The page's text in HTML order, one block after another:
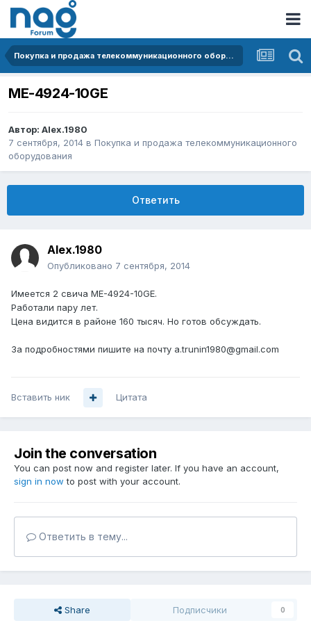
Покупка и продажа телекоммуникационного оборудования
ME-4924-10GE
Автор: Alex.1980
7 сентября, 2014 в Покупка и продажа телекоммуникационного
оборудования
Ответить
Alex.1980
Опубликовано 7 сентября, 2014
Имеется 2 свича ME-4924-10GE.
Работали пару лет.
Цена видится в районе 160 тысяч. Но готов обсуждать.
За подробностями пишите на почту a.trunin1980@gmail.com
Вставить ник Цитата
Join the conversation
You can post now and register later. If you have an account,
sign in now to post with your account.
Ответить в тему...
Share Подписчики 0